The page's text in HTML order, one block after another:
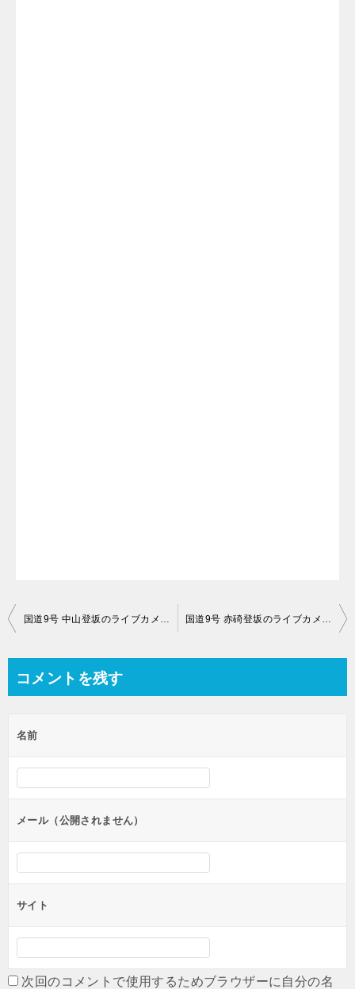
投
ビ
ー
シ
ン
国道9号 中山登坂のライブカメラ【鳥取県大山町松河原】 国道9号 赤碕登坂のライブカメラ【鳥取県東伯郡琴浦町箆津】
コメントを残す
名前
メール（公開されません）
サイト
次回のコメントで使用するためブラウザーに自分の名